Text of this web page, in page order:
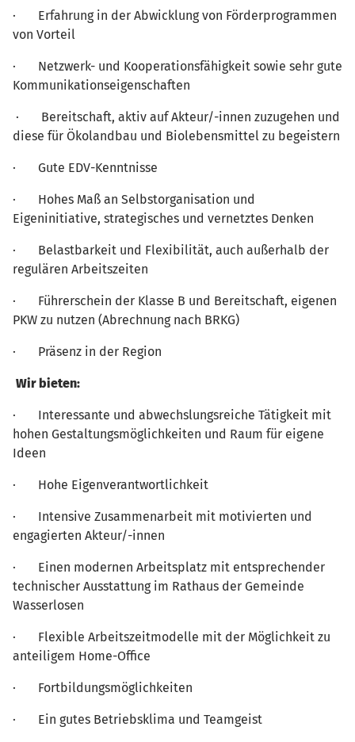
· Erfahrung in der Abwicklung von Förderprogrammen
von Vorteil
· Netzwerk- und Kooperationsfähigkeit sowie sehr gute
Kommunikationseigenschaften
· Bereitschaft, aktiv auf Akteur/-innen zuzugehen und
diese für Ökolandbau und Biolebensmittel zu begeistern
· Gute EDV-Kenntnisse
· Hohes Maß an Selbstorganisation und
Eigeninitiative, strategisches und vernetztes Denken
· Belastbarkeit und Flexibilität, auch außerhalb der
regulären Arbeitszeiten
· Führerschein der Klasse B und Bereitschaft, eigenen
PKW zu nutzen (Abrechnung nach BRKG)
· Präsenz in der Region
Wir bieten:
· Interessante und abwechslungsreiche Tätigkeit mit
hohen Gestaltungsmöglichkeiten und Raum für eigene
Ideen
· Hohe Eigenverantwortlichkeit
· Intensive Zusammenarbeit mit motivierten und
engagierten Akteur/-innen
· Einen modernen Arbeitsplatz mit entsprechender
technischer Ausstattung im Rathaus der Gemeinde
Wasserlosen
· Flexible Arbeitszeitmodelle mit der Möglichkeit zu
anteiligem Home-Office
· Fortbildungsmöglichkeiten
· Ein gutes Betriebsklima und Teamgeist